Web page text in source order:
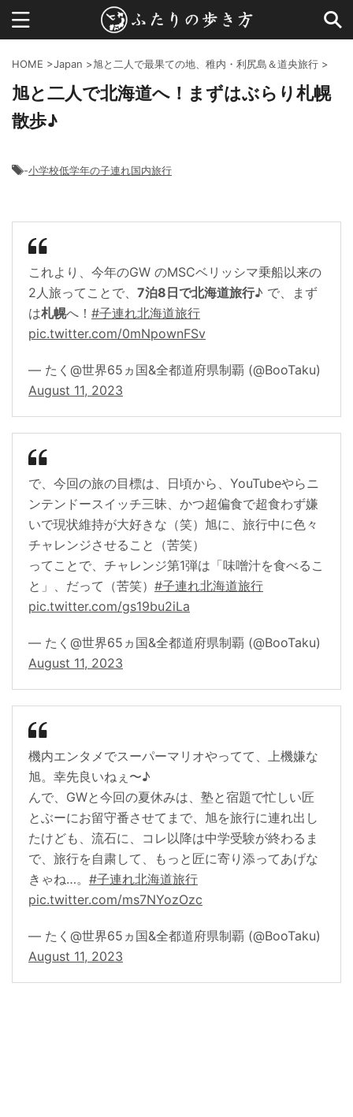
HOME >Japan >旭と二人で最果ての地、稚内・利尻島＆道央旅行 >
旭と二人で北海道へ！まずはぶらり札幌
散歩♪
-小学校低学年の子連れ国内旅行
これより、今年のGW のMSCベリッシマ乗船以来の
2人旅ってことで、 7泊8日で北海道旅行♪ で、まず
は札幌へ！ #子連れ北海道旅行
pic.twitter.com/0mNpownFSv
— たく@世界65ヵ国&全都道府県制覇 (@BooTaku)
August 11, 2023
で、今回の旅の目標は、日頃から、YouTubeやらニ
ンテンドースイッチ三昧、かつ超偏食で超食わず嫌
いで現状維持が大好きな（笑）旭に、旅行中に色々
チャレンジさせること（苦笑）
ってことで、チャレンジ第1弾は「味噌汁を食べるこ
と」、だって（苦笑） #子連れ北海道旅行
pic.twitter.com/gs19bu2iLa
— たく@世界65ヵ国&全都道府県制覇 (@BooTaku)
August 11, 2023
機内エンタメでスーパーマリオやってて、上機嫌な
旭。幸先良いねぇ〜♪
んで、GWと今回の夏休みは、塾と宿題で忙しい匠
とぶーにお留守番させてまで、旭を旅行に連れ出し
たけども、流石に、コレ以降は中学受験が終わるま
で、旅行を自粛して、もっと匠に寄り添ってあげな
きゃね…。 #子連れ北海道旅行
pic.twitter.com/ms7NYozOzc
— たく@世界65ヵ国&全都道府県制覇 (@BooTaku)
August 11, 2023